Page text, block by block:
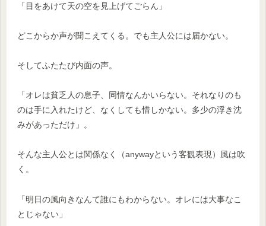
「目をあけて天の空を見上げてごらん」
どこからか声が聞こえてくる。でも主人公には届かない。
そしてふたたび内面の声。
「オレは貧乏人の息子、同情なんかいらない。それなりのも
のは手に入れたけど、なくしても惜しかない。多少の浮き沈
みがあっただけ」。
そんな主人公とは関係なく（anywayという客観表現）風は吹
く。
「明日の風向きなんて誰にもわからない。オレには大事なこ
とじゃない」